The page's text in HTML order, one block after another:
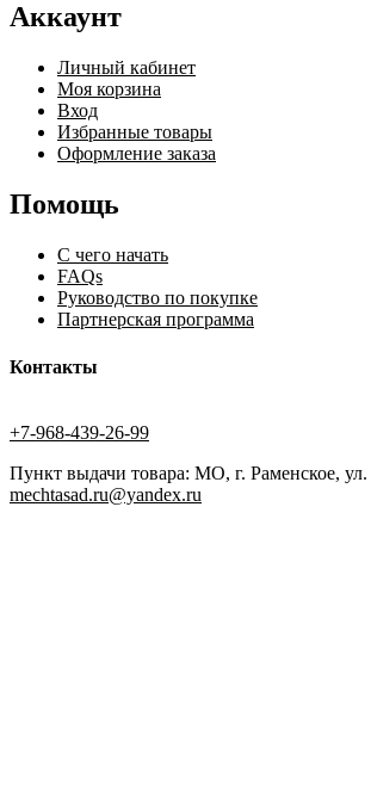
Аккаунт
Личный кабинет
Моя корзина
Вход
Избранные товары
Оформление заказа
Помощь
С чего начать
FAQs
Руководство по покупке
Партнерская программа
Контакты
+7-968-439-26-99
Пункт выдачи товара: МО, г. Раменское,
mechtasad.ru@yandex.ru